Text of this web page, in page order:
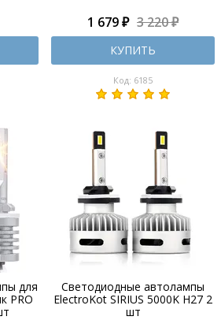
1 679 ₽ 3 220 ₽
КУПИТЬ
Код: 6185
для
PRO
Светодиодные автолампы
ElectroKot SIRIUS 5000K H27 2
шт